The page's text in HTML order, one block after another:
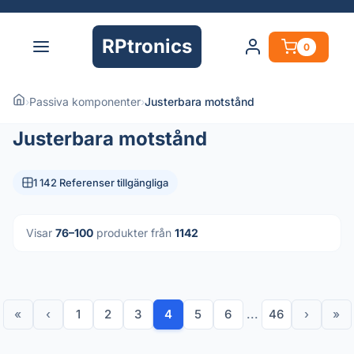
RPtronics 0
›Passiva komponenter›Justerbara motstånd
Justerbara motstånd
1 142 Referenser tillgängliga
Visar 76–100 produkter från 1142
« ‹ 1 2 3 4 5 6 ... 46 › »